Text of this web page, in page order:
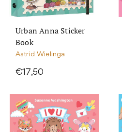
Urban Anna Sticker
Book
Astrid Wielinga
€17,50